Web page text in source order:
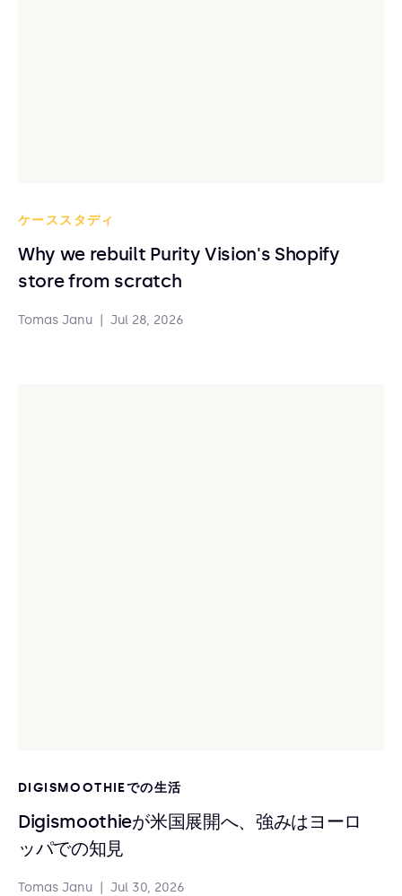
ケーススタディ
Why we rebuilt Purity Vision's Shopify
store from scratch
Tomas Janu Jul 28, 2026
DIGISMOOTHIEでの生活
Digismoothieが米国展開へ、強みはヨーロ
ッパでの知見
Tomas Janu Jul 30, 2026